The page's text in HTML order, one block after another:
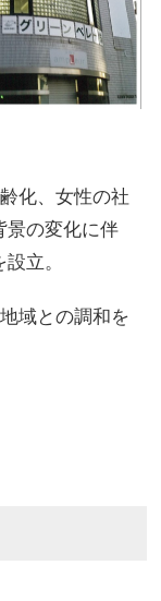
、女性の社
景の変化に伴
立。
域との調和を